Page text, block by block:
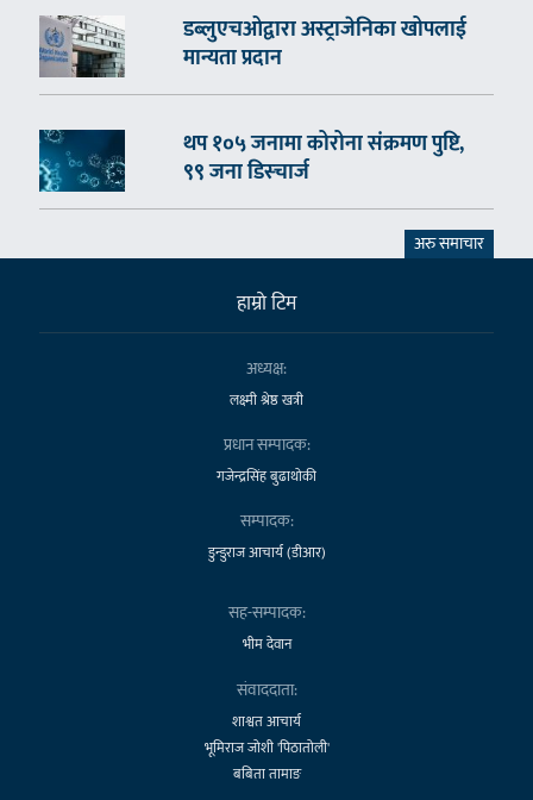
डब्लुएचओद्वारा अस्ट्राजेनिका खोपलाई
मान्यता प्रदान
थप १०५ जनामा कोरोना संक्रमण पुष्टि,
९९ जना डिस्चार्ज
अरु समाचार
हाम्राे टिम
अध्यक्ष:
लक्ष्मी श्रेष्ठ खत्री
प्रधान सम्पादक:
गजेन्द्रसिंह बुढाथोकी
सम्पादक:
डुन्डुराज आचार्य (डीआर)
सह-सम्पादक:
भीम देवान
संवाददाता:
शाश्वत आचार्य
भूमिराज जोशी 'पिठातोली'
बबिता तामाङ